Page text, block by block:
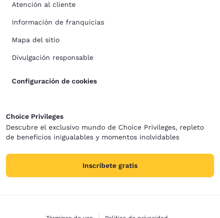
Atención al cliente
Información de franquicias
Mapa del sitio
Divulgación responsable
Configuración de cookies
Choice Privileges
Descubre el exclusivo mundo de Choice Privileges, repleto
de beneficios inigualables y momentos inolvidables
Inscríbete gratis